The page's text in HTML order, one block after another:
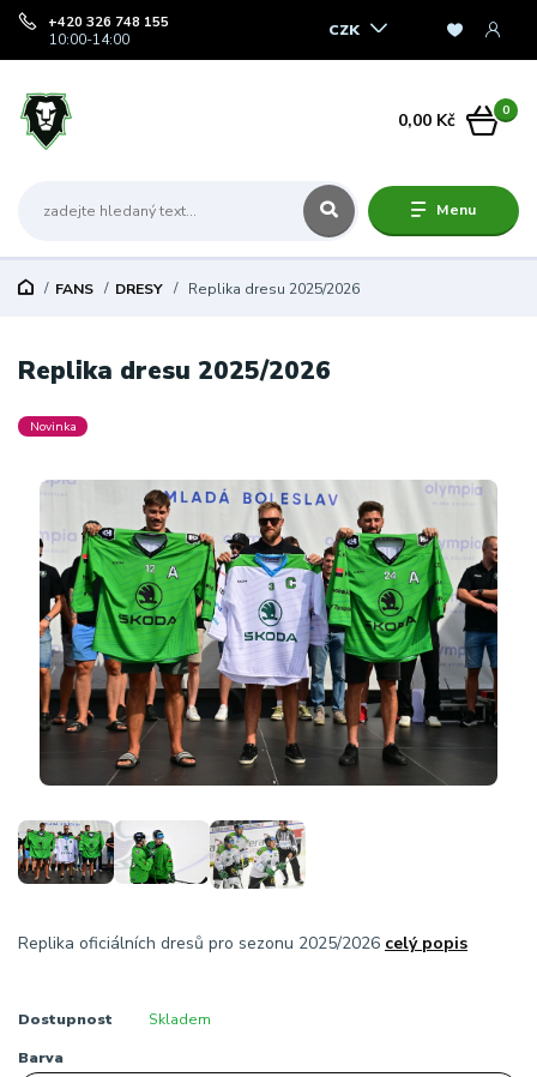
Menu
CZK
+420 326 748 155
10:00-14:00
0
0,00 Kč
FANS DRESY Replika dresu 2025/2026
Replika dresu 2025/2026
Novinka
Replika oficiálních dresů pro sezonu 2025/2026 celý popis
Dostupnost Skladem
Barva